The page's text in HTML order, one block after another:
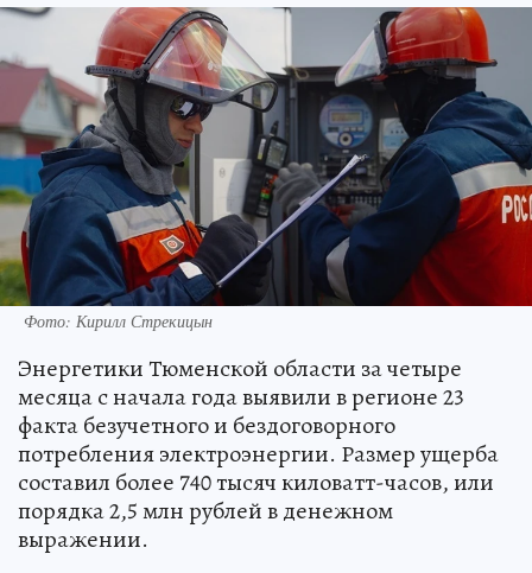
Фото: Кирилл Стрекицын
Энергетики Тюменской области за четыре
месяца с начала года выявили в регионе 23
факта безучетного и бездоговорного
потребления электроэнергии. Размер ущерба
составил более 740 тысяч киловатт-часов, или
порядка 2,5 млн рублей в денежном
выражении.